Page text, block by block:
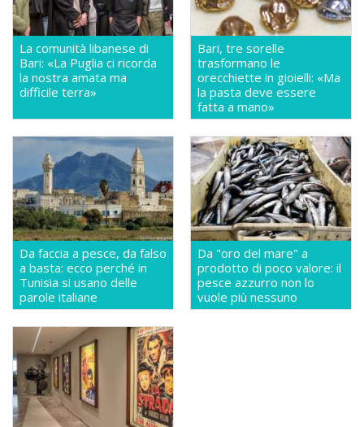
La comunità libanese di
Bari: «La Puglia ci ricorda
la nostra amata ma
difficile terra»
Bari, tre sorelle
trasformano le
orecchiette in gioielli: «Ma
la pasta deve essere
fatta a mano»
Da faccia a pesce, da falso
a basta: ecco perché in
Tunisia si usano delle
parole italiane
Da "oro del mare" a
prodotto di poco valore: il
pesce azzurro non lo
vuole più nessuno